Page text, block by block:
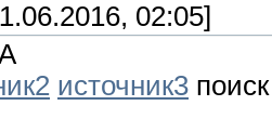
02:05]
источник3